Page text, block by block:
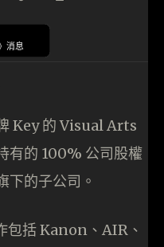
消息
Key 的 Visual Arts
有的 100% 公司股權
下的子公司。
包括 Kanon、AIR、